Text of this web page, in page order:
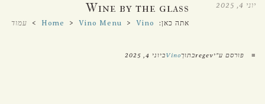
יוני 4, 2025 Wine by the glass
אתה כאן: Home > Vino Menu > Vino
>
עמוד
■ פורסם ע"יregevבתוך Vinoביוני 4, 2025